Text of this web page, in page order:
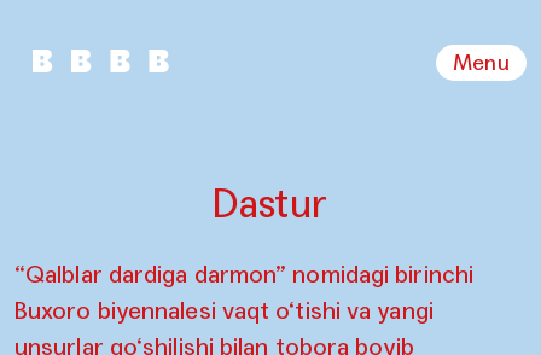
Menu
Dastur
“Qalblar dardiga darmon” nomidagi birinchi
Buxoro biyennalesi vaqt o‘tishi va yangi
unsurlar qo‘shilishi bilan tobora boyib